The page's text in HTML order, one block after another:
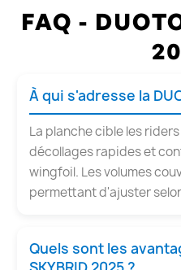
FAQ -
À qui s'adresse la
La planche cible les
décollages rapides et
wingfoil. Les volumes
permettant d'ajuster
Quels sont les